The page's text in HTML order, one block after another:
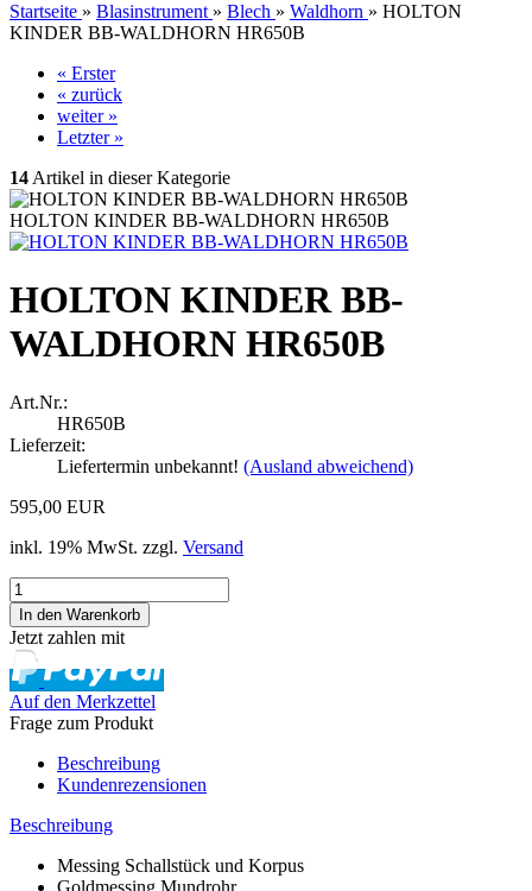
Startseite » Blasinstrument » Blech » Waldhorn » HOLTON
KINDER BB-WALDHORN HR650B
« Erster
« zurück
weiter »
Letzter »
14 Artikel in dieser Kategorie
HOLTON KINDER BB-WALDHORN HR650B
HOLTON KINDER BB-
WALDHORN HR650B
Art.Nr.:
HR650B
Lieferzeit:
Liefertermin unbekannt! (Ausland abweichend)
595,00 EUR
inkl. 19% MwSt. zzgl. Versand
Jetzt zahlen mit
Auf den Merkzettel
Frage zum Produkt
Beschreibung
Kundenrezensionen
Beschreibung
Messing Schallstück und Korpus
Goldmessing Mundrohr